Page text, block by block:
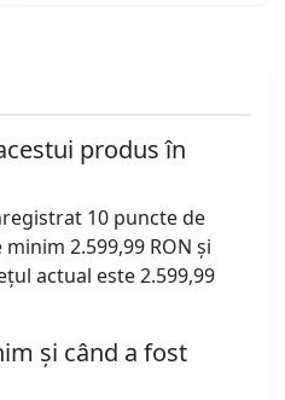
produs în
10 puncte de
2.599,99 RON și
actual este 2.599,99
și când a fost